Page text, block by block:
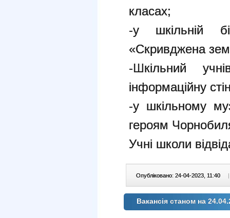
класах;
-у шкільній
«Скривджена
-Шкільний
інформаційну
-у шкільному
героям
Учні школи
Опубліковано: 24-04-2023, 11:40 |
Вакансія станом на